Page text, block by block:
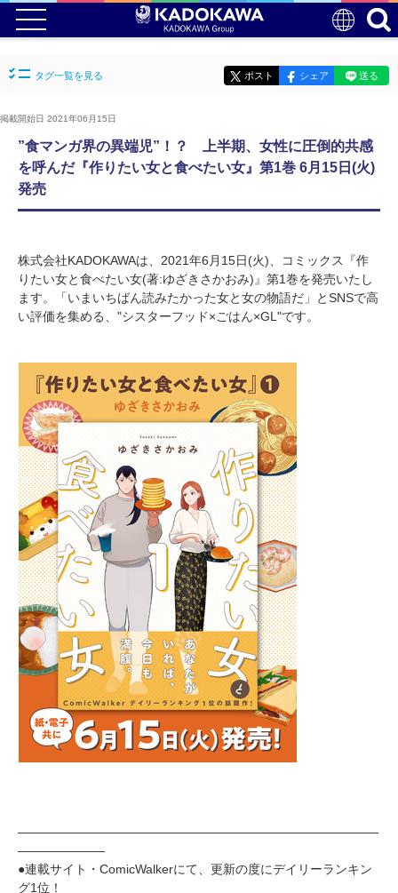
タグ一覧を見る ポスト シェア 送る
掲載開始日 2021年06月15日
”食マンガ界の異端児”！？ 上半期、女性に圧倒的共感
を呼んだ『作りたい女と食べたい女』第1巻 6月15日(火)
発売
株式会社KADOKAWAは、2021年6月15日(火)、コミックス『作
りたい女と食べたい女(著:ゆざきさかおみ)』第1巻を発売いたし
ます。「いまいちばん読みたかった女と女の物語だ」とSNSで高
い評価を集める、"シスターフッド×ごはん×GL"です。
―――――――――――――――――――――――――――――
―――――――
●連載サイト・ComicWalkerにて、更新の度にデイリーランキン
グ1位！